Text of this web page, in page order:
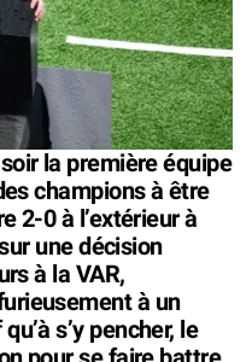
la première équipe
champions à être
2-0 à l’extérieur à
une décision
à la VAR,
à un
s’y pencher, le